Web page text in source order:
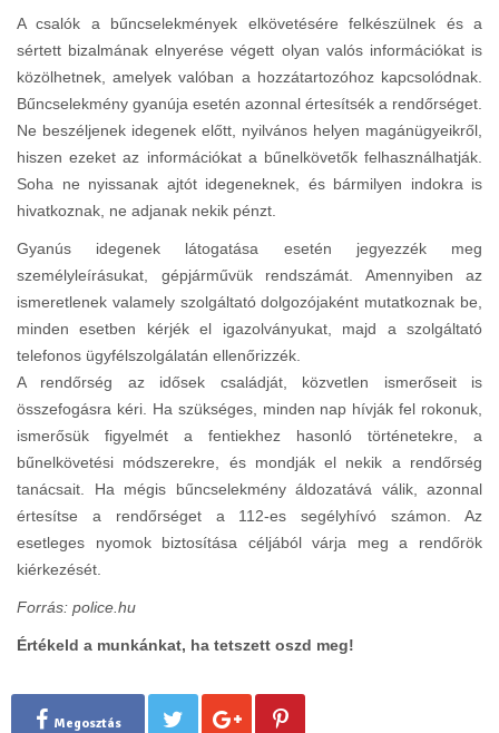
A csalók a bűncselekmények elkövetésére felkészülnek és a
sértett bizalmának elnyerése végett olyan valós információkat is
közölhetnek, amelyek valóban a hozzátartozóhoz kapcsolódnak.
Bűncselekmény gyanúja esetén azonnal értesítsék a rendőrséget.
Ne beszéljenek idegenek előtt, nyilvános helyen magánügyeikről,
hiszen ezeket az információkat a bűnelkövetők felhasználhatják.
Soha ne nyissanak ajtót idegeneknek, és bármilyen indokra is
hivatkoznak, ne adjanak nekik pénzt.
Gyanús idegenek látogatása esetén jegyezzék meg
személyleírásukat, gépjárművük rendszámát. Amennyiben az
ismeretlenek valamely szolgáltató dolgozójaként mutatkoznak be,
minden esetben kérjék el igazolványukat, majd a szolgáltató
telefonos ügyfélszolgálatán ellenőrizzék.
A rendőrség az idősek családját, közvetlen ismerőseit is
összefogásra kéri. Ha szükséges, minden nap hívják fel rokonuk,
ismerősük figyelmét a fentiekhez hasonló történetekre, a
bűnelkövetési módszerekre, és mondják el nekik a rendőrség
tanácsait. Ha mégis bűncselekmény áldozatává válik, azonnal
értesítse a rendőrséget a 112-es segélyhívó számon. Az
esetleges nyomok biztosítása céljából várja meg a rendőrök
kiérkezését.
Forrás: police.hu
Értékeld a munkánkat, ha tetszett oszd meg!
Megosztás